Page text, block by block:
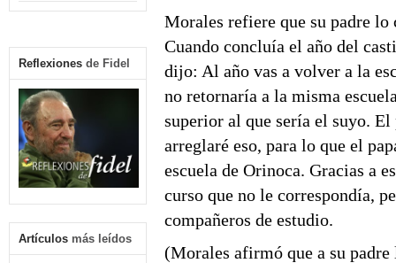
Reflexiones de Fidel
Artículos más leídos
Morales refiere que su padre lo
Cuando concluía el año del
dijo: Al año vas a volver a la
no retornaría a la misma
superior al que sería el suyo.
arreglaré eso, para lo que el
escuela de Orinoca. Gracias a
curso que no le correspondía,
compañeros de estudio.
(Morales afirmó que a su